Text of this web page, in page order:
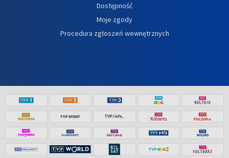
Dostępność
Moje zgody
Procedura zgłoszeń wewnętrznych